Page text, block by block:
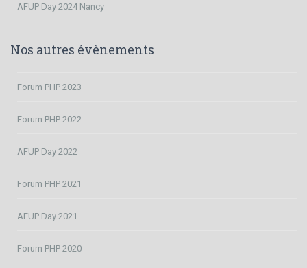
AFUP Day 2024 Nancy
Nos autres évènements
Forum PHP 2023
Forum PHP 2022
AFUP Day 2022
Forum PHP 2021
AFUP Day 2021
Forum PHP 2020